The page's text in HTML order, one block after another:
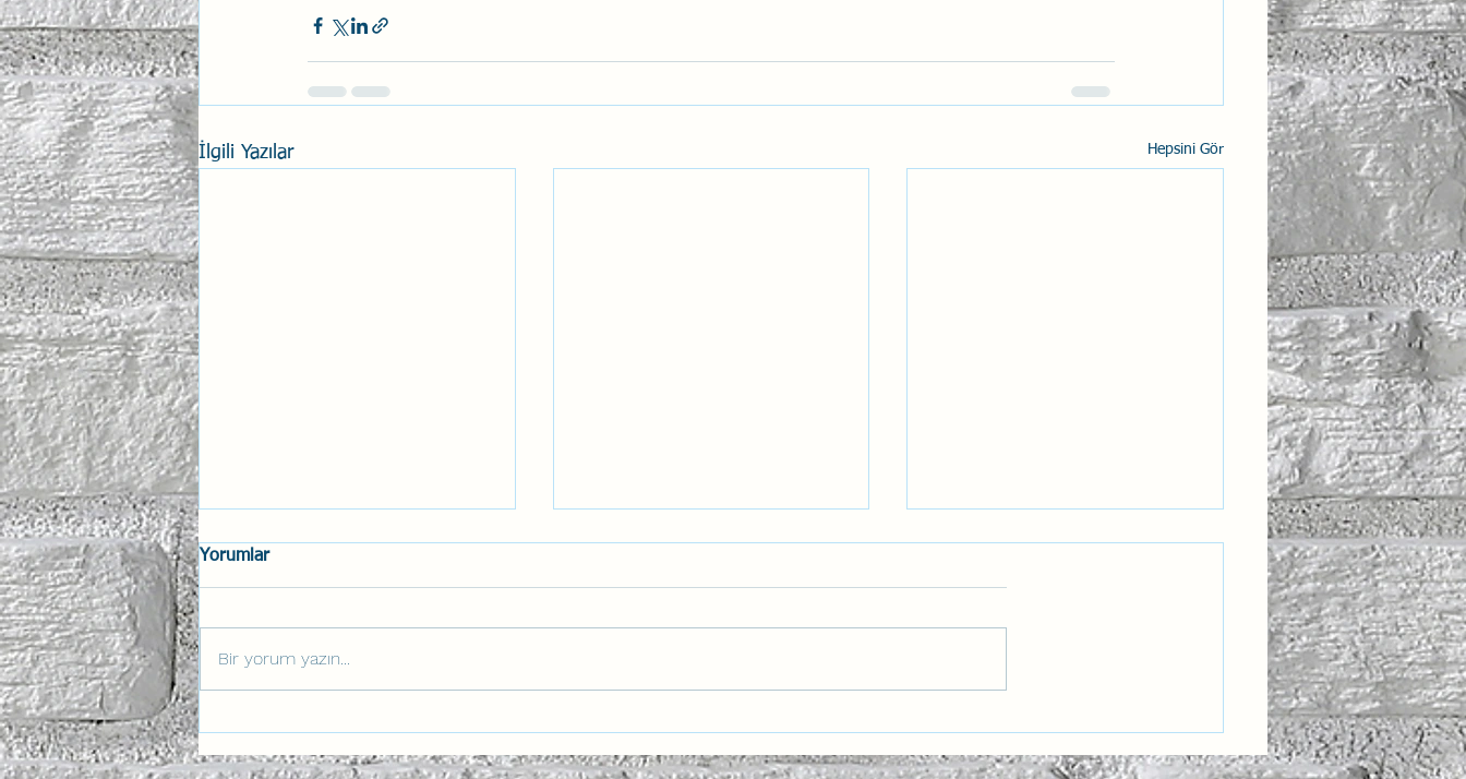
İlgili Yazılar Hepsini Gör
ve Geleceği Korumak
Zekâ
Yorumlar
Bir yorum yazın...